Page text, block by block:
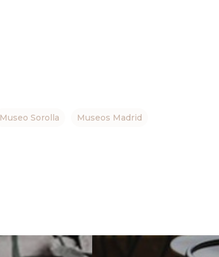
Museo Sorolla Museos Madrid